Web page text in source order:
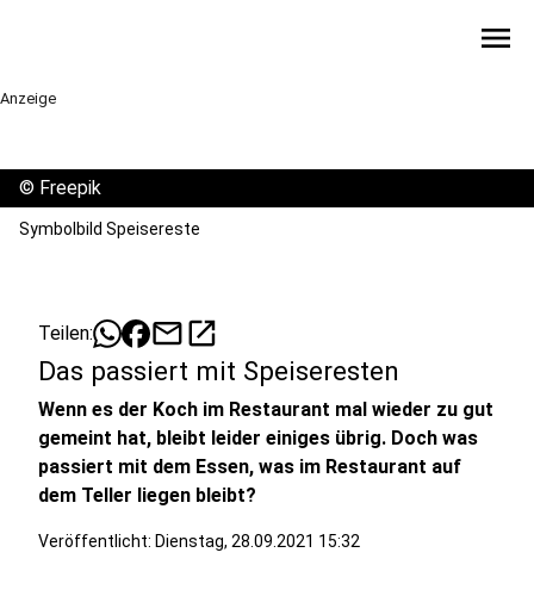
menu
Anzeige
© Freepik
Symbolbild Speisereste
Teilen: mailopen_in_new
Das passiert mit Speiseresten
Wenn es der Koch im Restaurant mal wieder zu gut
gemeint hat, bleibt leider einiges übrig. Doch was
passiert mit dem Essen, was im Restaurant auf
dem Teller liegen bleibt?
Veröffentlicht: Dienstag, 28.09.2021 15:32